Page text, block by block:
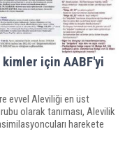
kimler için AABF'yi
evvel Aleviliği en üst
olarak tanıması, Alevilik
harekete